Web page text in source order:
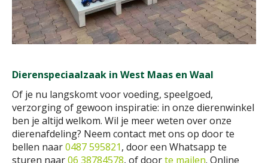
Dierenspeciaalzaak in West Maas en Waal
Of je nu langskomt voor voeding, speelgoed,
verzorging of gewoon inspiratie: in onze dierenwinkel
ben je altijd welkom. Wil je meer weten over onze
dierenafdeling? Neem contact met ons op door te
bellen naar0487 595821, door een Whatsapp te
sturen naar06 38784578, of doorte mailen. Online